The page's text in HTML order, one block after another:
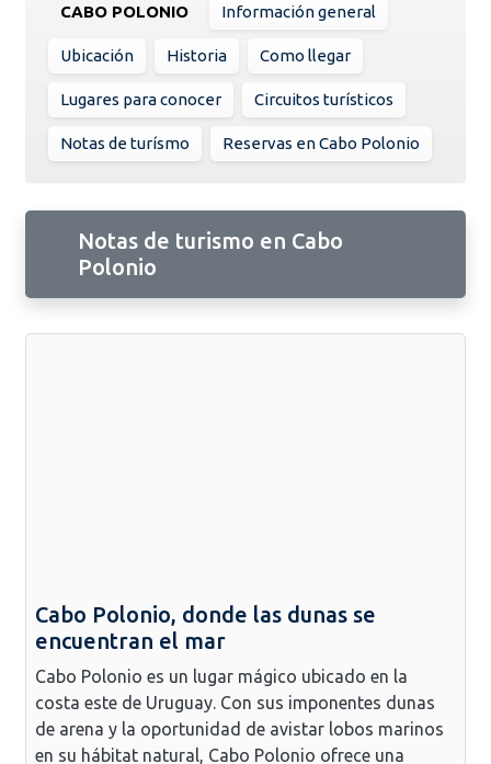
CABO POLONIO Información general
Ubicación Historia Como llegar
Lugares para conocer Circuitos turísticos
Notas de turísmo Reservas en Cabo Polonio
Notas de turismo en Cabo
Polonio
Cabo Polonio, donde las dunas se
encuentran el mar
Cabo Polonio es un lugar mágico ubicado en la
costa este de Uruguay. Con sus imponentes dunas
de arena y la oportunidad de avistar lobos marinos
en su hábitat natural, Cabo Polonio ofrece una